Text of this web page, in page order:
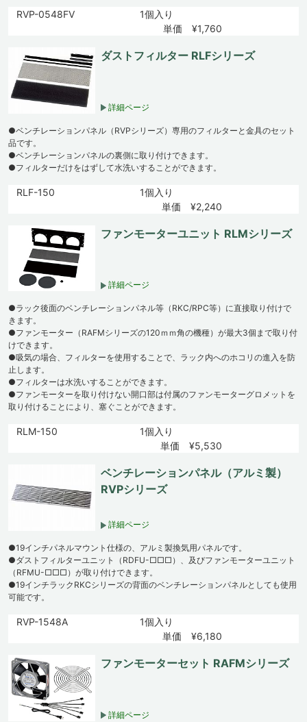
RVP-0548FV
1個入り
単価 ¥1,760
ダストフィルター RLFシリーズ
詳細ページ
●ベンチレーションパネル（RVPシリーズ）専用のフィルターと金具のセット
品です。
●ベンチレーションパネルの裏側に取り付けできます。
●フィルターだけをはずして水洗いすることができます。
RLF-150
1個入り
単価 ¥2,240
ファンモーターユニット RLMシリーズ
詳細ページ
●ラック後面のベンチレーションパネル等（RKC/RPC等）に直接取り付けで
きます。
●ファンモーター（RAFMシリーズの120ｍｍ角の機種）が最大3個まで取り付
けできます。
●吸気の場合、フィルターを使用することで、ラック内へのホコリの進入を防
止します。
●フィルターは水洗いすることができます。
●ファンモーターを取り付けない開口部は付属のファンモーターグロメットを
取り付けることにより、塞ぐことができます。
RLM-150
1個入り
単価 ¥5,530
ベンチレーションパネル（アルミ製）
RVPシリーズ
詳細ページ
●19インチパネルマウント仕様の、アルミ製換気用パネルです。
●ダストフィルターユニット（RDFU-□□□）、及びファンモーターユニット
（RFMU-□□□）が取り付けできます。
●19インチラックRKCシリーズの背面のベンチレーションパネルとしても使用
可能です。
RVP-1548A
1個入り
単価 ¥6,180
ファンモーターセット RAFMシリーズ
詳細ページ